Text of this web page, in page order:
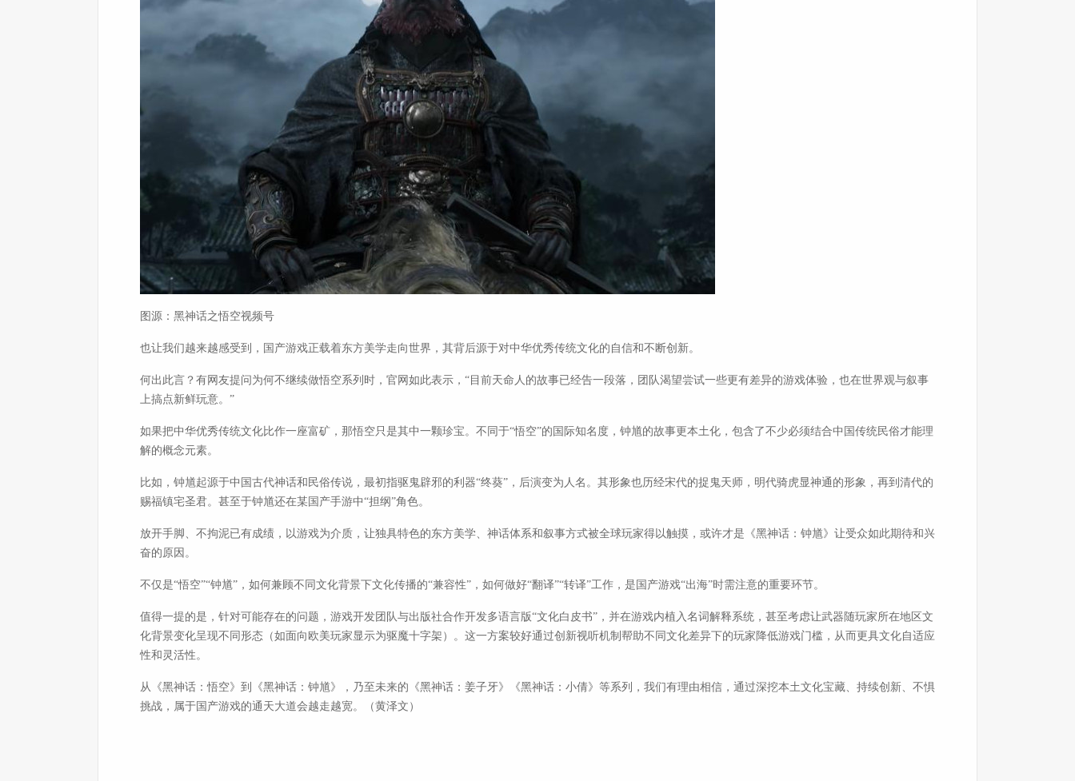
图源：黑神话之悟空视频号
也让我们越来越感受到，国产游戏正载着东方美学走向世界，其背后源于对中华优秀传统文化的自信和不断创新。
何出此言？有网友提问为何不继续做悟空系列时，官网如此表示，“目前天命人的故事已经告一段落，团队渴望尝试一些更有差异的游戏体验，也在世界观与叙事
上搞点新鲜玩意。”
如果把中华优秀传统文化比作一座富矿，那悟空只是其中一颗珍宝。不同于“悟空”的国际知名度，钟馗的故事更本土化，包含了不少必须结合中国传统民俗才能理
解的概念元素。
比如，钟馗起源于中国古代神话和民俗传说，最初指驱鬼辟邪的利器“终葵”，后演变为人名。其形象也历经宋代的捉鬼天师，明代骑虎显神通的形象，再到清代的
赐福镇宅圣君。甚至于钟馗还在某国产手游中“担纲”角色。
放开手脚、不拘泥已有成绩，以游戏为介质，让独具特色的东方美学、神话体系和叙事方式被全球玩家得以触摸，或许才是《黑神话：钟馗》让受众如此期待和兴
奋的原因。
不仅是“悟空”“钟馗”，如何兼顾不同文化背景下文化传播的“兼容性”，如何做好“翻译”“转译”工作，是国产游戏“出海”时需注意的重要环节。
值得一提的是，针对可能存在的问题，游戏开发团队与出版社合作开发多语言版“文化白皮书”，并在游戏内植入名词解释系统，甚至考虑让武器随玩家所在地区文
化背景变化呈现不同形态（如面向欧美玩家显示为驱魔十字架）。这一方案较好通过创新视听机制帮助不同文化差异下的玩家降低游戏门槛，从而更具文化自适应
性和灵活性。
从《黑神话：悟空》到《黑神话：钟馗》，乃至未来的《黑神话：姜子牙》《黑神话：小倩》等系列，我们有理由相信，通过深挖本土文化宝藏、持续创新、不惧
挑战，属于国产游戏的通天大道会越走越宽。（黄泽文）